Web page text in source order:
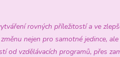
rovných příležitostí a ve
nejen pro samotné jedince,
od vzdělávacích programů, přes